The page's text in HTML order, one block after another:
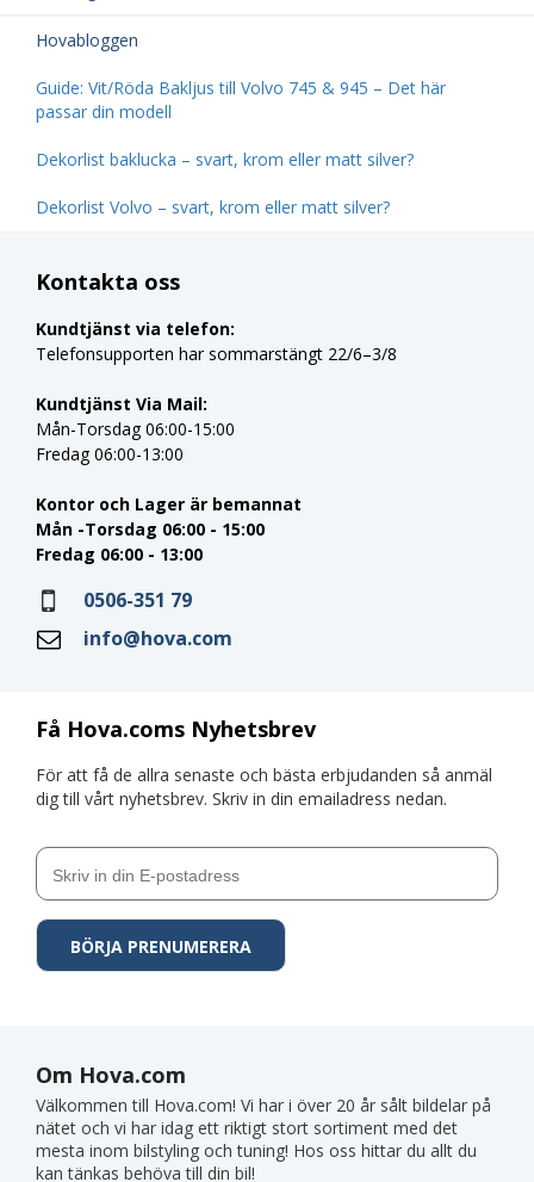
Hovabloggen
Guide: Vit/Röda Bakljus till Volvo 745 & 945 – Det här
passar din modell
Dekorlist baklucka – svart, krom eller matt silver?
Dekorlist Volvo – svart, krom eller matt silver?
Få Hova.coms Nyhetsbrev
För att få de allra senaste och bästa erbjudanden så anmäl
dig till vårt nyhetsbrev. Skriv in din emailadress nedan.
Kontakta oss
Kundtjänst via telefon:
Telefonsupporten har sommarstängt 22/6–3/8
Kundtjänst Via Mail:
Mån-Torsdag 06:00-15:00
Fredag 06:00-13:00
Kontor och Lager är bemannat
Mån -Torsdag 06:00 - 15:00
Fredag 06:00 - 13:00
0506-351 79
info@hova.com
Om Hova.com
Välkommen till Hova.com! Vi har i över 20 år sålt bildelar på
nätet och vi har idag ett riktigt stort sortiment med det
mesta inom bilstyling och tuning! Hos oss hittar du allt du
kan tänkas behöva till din bil!